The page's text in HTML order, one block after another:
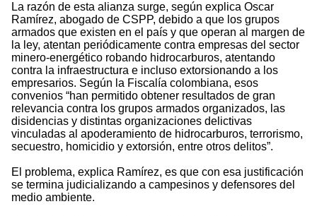
La razón de esta alianza surge, según explica Oscar
Ramírez, abogado de CSPP, debido a que los grupos
armados que existen en el país y que operan al margen de
la ley, atentan periódicamente contra empresas del sector
minero-energético robando hidrocarburos, atentando
contra la infraestructura e incluso extorsionando a los
empresarios. Según la Fiscalía colombiana, esos
convenios “han permitido obtener resultados de gran
relevancia contra los grupos armados organizados, las
disidencias y distintas organizaciones delictivas
vinculadas al apoderamiento de hidrocarburos, terrorismo,
secuestro, homicidio y extorsión, entre otros delitos”.
El problema, explica Ramírez, es que con esa justificación
se termina judicializando a campesinos y defensores del
medio ambiente.